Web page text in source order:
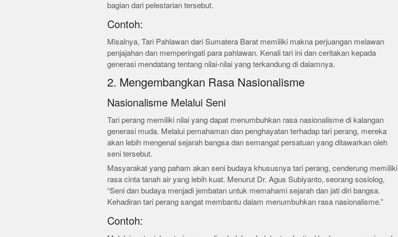
bagian dari pelestarian tersebut.
Contoh:
Misalnya, Tari Pahlawan dari Sumatera Barat memiliki makna perjuangan melawan
penjajahan dan memperingati para pahlawan. Kenali tari ini dan ceritakan kepada
generasi mendatang tentang nilai-nilai yang terkandung di dalamnya.
2. Mengembangkan Rasa Nasionalisme
Nasionalisme Melalui Seni
Tari perang memiliki nilai yang dapat menumbuhkan rasa nasionalisme di kalangan
generasi muda. Melalui pemahaman dan penghayatan terhadap tari perang, mereka
akan lebih mengenal sejarah bangsa dan semangat persatuan yang ditawarkan oleh
seni tersebut.
Masyarakat yang paham akan seni budaya khususnya tari perang, cenderung memiliki
rasa cinta tanah air yang lebih kuat. Menurut Dr. Agus Subiyanto, seorang sosiolog,
“Seni dan budaya menjadi jembatan untuk memahami sejarah dan jati diri bangsa.
Kehadiran tari perang sangat membantu dalam menumbuhkan rasa nasionalisme.”
Contoh: